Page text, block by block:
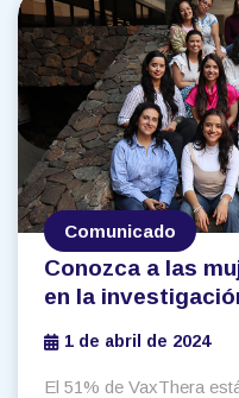
Comunicado
Conozca a las
en la
1 de abril de 2024
El 51% de VaxThera